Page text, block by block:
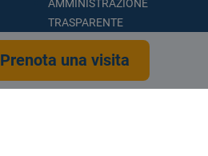
AMMINISTRAZIONE
TRASPARENTE
Prenota una visita